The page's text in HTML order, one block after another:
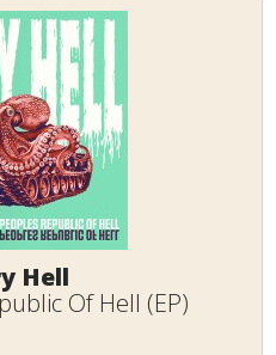
Hell
Of Hell (EP)